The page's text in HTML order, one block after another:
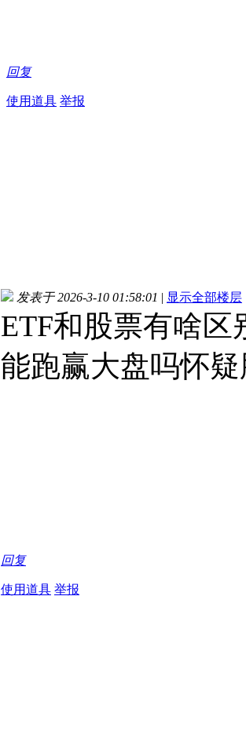
回复
使用道具 举报
发表于 2026-3-10 01:58:01 | 显示全部楼层
ETF和股票有啥
能跑赢大盘吗怀疑
回复
使用道具 举报